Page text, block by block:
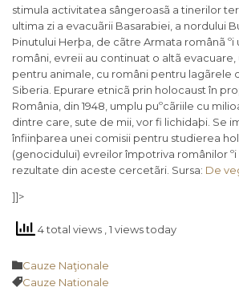
De
]]>
4 total views , 1 views today
Category
Cauze Naţionale
Tags
Cauze Nationale